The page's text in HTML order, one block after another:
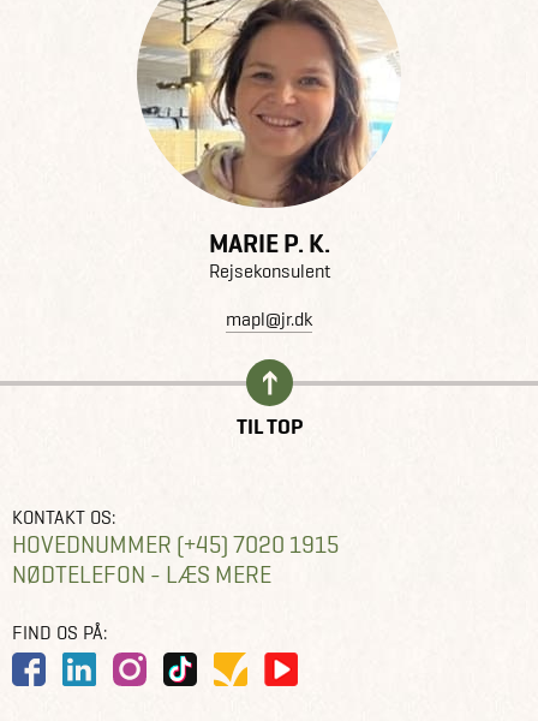
MARIE P. K.
Rejsekonsulent
mapl@jr.dk
TIL TOP
KONTAKT OS:
HOVEDNUMMER (+45) 7020 1915
NØDTELEFON - LÆS MERE
FIND OS PÅ: